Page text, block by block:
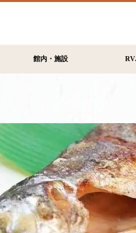
館内・施設 RV